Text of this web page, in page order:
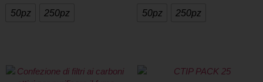
50pz 250pz 50pz 250pz